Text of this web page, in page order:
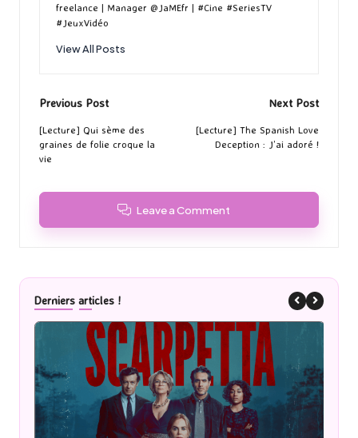
freelance | Manager @JaMEfr | #Cine #SeriesTV
#JeuxVidéo
View All Posts
Post
navigation
Previous Post
[Lecture] Qui sème des
graines de folie croque la
vie
Next Post
[Lecture] The Spanish Love
Deception : J’ai adoré !
Leave a Comment
Derniers articles !